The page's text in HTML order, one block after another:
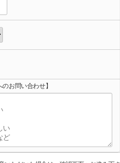
お問い合わせ】